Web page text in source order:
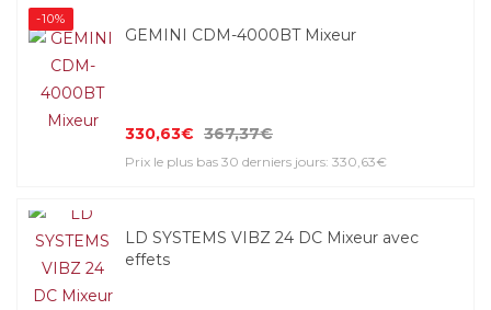
-10%
GEMINI CDM-4000BT Mixeur
330,63€ 367,37€
Prix le plus bas 30 derniers jours: 330,63€
LD SYSTEMS VIBZ 24 DC Mixeur avec
effets